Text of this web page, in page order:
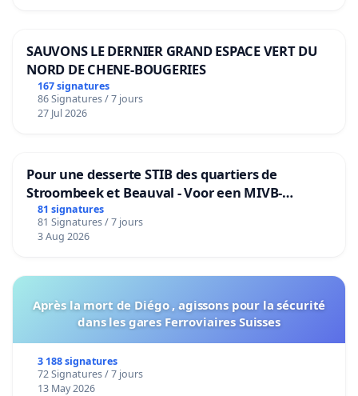
SAUVONS LE DERNIER GRAND ESPACE VERT DU
NORD DE CHENE-BOUGERIES
167 signatures
86 Signatures / 7 jours
27 Jul 2026
Pour une desserte STIB des quartiers de
Stroombeek et Beauval - Voor een MIVB-
bediening van de wijken Strombeek en Het
Voor
81 signatures
81 Signatures / 7 jours
3 Aug 2026
Après la mort de Diégo , agissons pour la sécurité
dans les gares Ferroviaires Suisses
3 188 signatures
72 Signatures / 7 jours
13 May 2026